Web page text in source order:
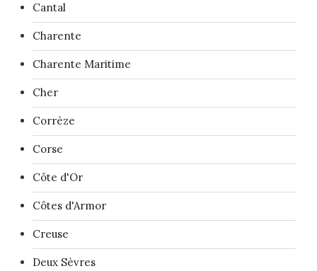
Cantal
Charente
Charente Maritime
Cher
Corrèze
Corse
Côte d'Or
Côtes d'Armor
Creuse
Deux Sèvres